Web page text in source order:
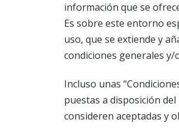
información que se
Es sobre este entorno
uso, que se extiende y
condiciones generales y/
Incluso unas
puestas a disposición
consideren aceptadas y